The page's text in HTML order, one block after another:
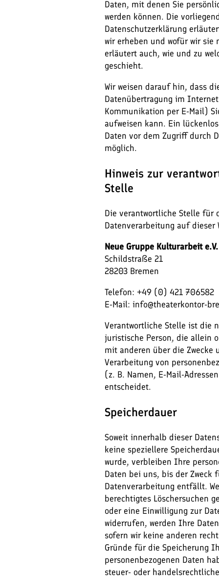
Daten, mit denen Sie
werden können. Die
Datenschutzerklärung
wir erheben und wofür wir sie
erläutert auch, wie und zu
geschieht.
Wir weisen darauf hin, dass
Datenübertragung im
Kommunikation per E-Mail)
aufweisen kann. Ein
Daten vor dem Zugriff durch
möglich.
Hinweis zur
Stelle
Die verantwortliche Stelle für
Datenverarbeitung auf dieser
Neue Gruppe Kulturarbeit e.V.
Schildstraße 21
28203 Bremen
Telefon: +49 (0) 421 706582
E-Mail: info@theaterkontor-
Verantwortliche Stelle ist die
juristische Person, die allein
mit anderen über die Zwecke
Verarbeitung von
(z. B. Namen, E-Mail-
entscheidet.
Speicherdauer
Soweit innerhalb dieser
keine speziellere
wurde, verbleiben Ihre
Daten bei uns, bis der Zweck
Datenverarbeitung entfällt.
berechtigtes Löschersuchen
oder eine Einwilligung zur
widerrufen, werden Ihre
sofern wir keine anderen
Gründe für die Speicherung
personenbezogenen Daten
steuer- oder